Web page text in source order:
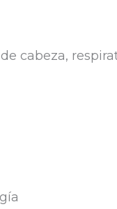
cabeza,